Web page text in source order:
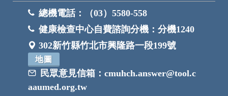
總機電話：
（03）5580-558
健康檢查中心自費諮詢分機： 分機1240
302新竹縣竹北市興隆路一段199號
地圖
民眾意見信箱： cmuhch.answer@tool.c
aaumed.org.tw